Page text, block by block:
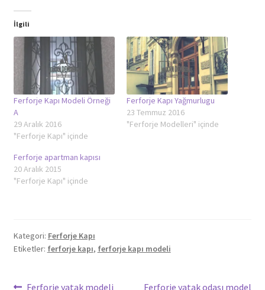
İlgili
Ferforje Kapı Modeli Örneği
A
29 Aralık 2016
"Ferforje Kapı" içinde
Ferforje Kapı Yağmurlugu
23 Temmuz 2016
"Ferforje Modelleri" içinde
Ferforje apartman kapısı
20 Aralık 2015
"Ferforje Kapı" içinde
Kategori: Ferforje Kapı
Etiketler: ferforje kapı, ferforje kapı modeli
Önceki
Ferforje yatak modeli
Sonraki
Ferforje yatak odası model